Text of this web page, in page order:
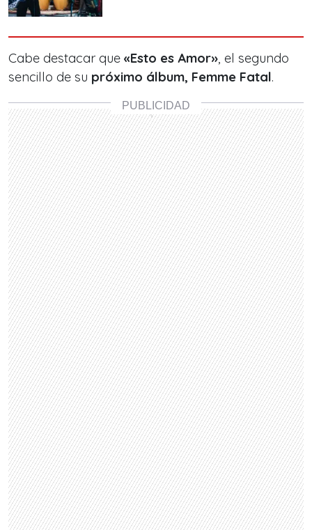
Cabe destacar que «Esto es Amor», el segundo
sencillo de su próximo álbum, Femme Fatal.